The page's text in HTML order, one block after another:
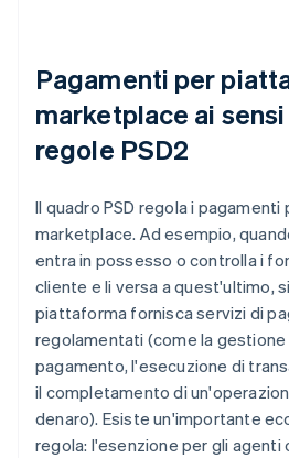
Pagamenti per
marketplace ai
regole PSD2
Il quadro PSD regola i
marketplace. Ad esempio,
entra in possesso o controlla i
cliente e li versa a quest'ultimo,
piattaforma fornisca servizi di
regolamentati (come la gestione
pagamento, l'esecuzione di
il completamento di
denaro). Esiste un'importante
regola: l'esenzione per gli agenti